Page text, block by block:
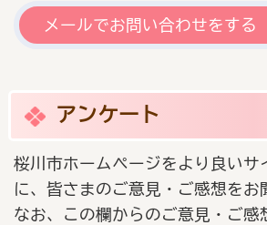
メールでお問い合わせをする
アンケート
桜川市ホームページをより良いサ
に、皆さまのご意見・ご感想をお
なお、この欄からのご意見・ご感